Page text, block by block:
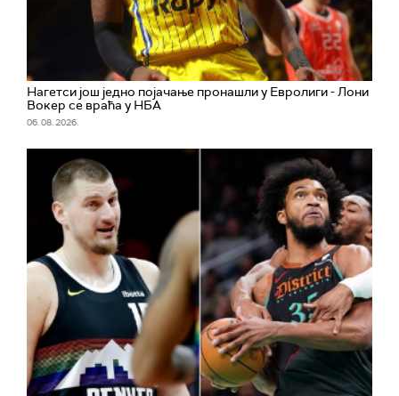
Нагетси још једно појачање пронашли у Евролиги - Лони
Вокер се враћа у НБА
06. 08. 2026.